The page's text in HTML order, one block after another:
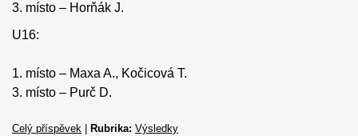
3. místo – Horňák J.
U16:
1. místo – Maxa A., Kočicová T.
3. místo – Purč D.
Celý příspěvek | Rubrika: Výsledky